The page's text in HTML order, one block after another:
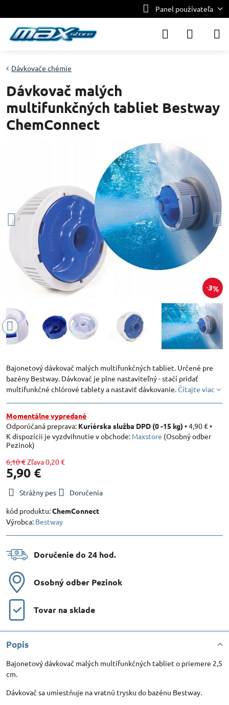
Panel používateľa
3%
Dávkovače chémie
Dávkovač malých
multifunkčných tabliet Bestway
ChemConnect
Bajonetový dávkovač malých multifunkčných tabliet. Určené pre
bazény Bestway. Dávkovač je plne nastaviteľný - stačí pridať
multifunkčné chlórové tablety a nastaviť dávkovanie.Čítajte viac
Momentálne vypredané
Kuriérska služba DPD (0 -15 kg) •4,90 €•
Maxstore (Osobný odber
Pezinok)
6,10 €Zľava0,20 €
5,90 €
Strážny pes
Doručenia
kód produktu:ChemConnect
Výrobca: Bestway
Doručenie do 24 hod​.
Osobný odber Pezinok
Tovar na sklade
Popis
Bajonetový dávkovač malých multifunkčných tabliet o priemere 2,5
cm.
Dávkovač sa umiestňuje na vratnú trysku do bazénu Bestway.